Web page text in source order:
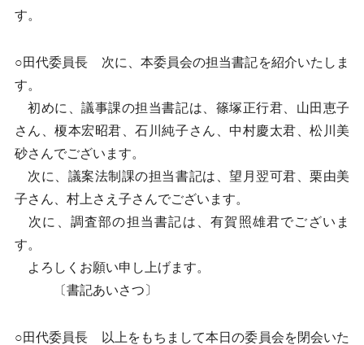
す。
○田代委員長 次に、本委員会の担当書記を紹介いたしま
す。
初めに、議事課の担当書記は、篠塚正行君、山田恵子
さん、榎本宏昭君、石川純子さん、中村慶太君、松川美
砂さんでございます。
次に、議案法制課の担当書記は、望月翌可君、栗由美
子さん、村上さえ子さんでございます。
次に、調査部の担当書記は、有賀照雄君でございま
す。
よろしくお願い申し上げます。
〔書記あいさつ〕
○田代委員長 以上をもちまして本日の委員会を閉会いた